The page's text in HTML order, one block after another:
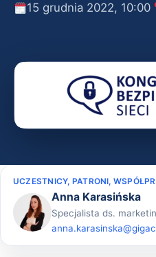
15 grudnia 2022, 10:00
UCZESTNICY, PATRONI,
Anna Karasińska
Specjalista ds.